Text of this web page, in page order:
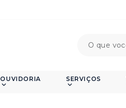
OUVIDORIA SERVIÇOS